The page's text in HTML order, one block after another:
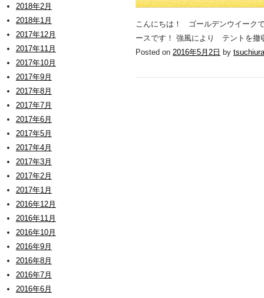
2018年2月
2018年1月
2017年12月
2017年11月
2017年10月
2017年9月
2017年8月
2017年7月
2017年6月
2017年5月
2017年4月
2017年3月
2017年2月
2017年1月
2016年12月
2016年11月
2016年10月
2016年9月
2016年8月
2016年7月
2016年6月
こんにちは！ ゴールデンウイーク
ースです！ 強風により テントを
Posted on 2016年5月2日 by tsuchiura